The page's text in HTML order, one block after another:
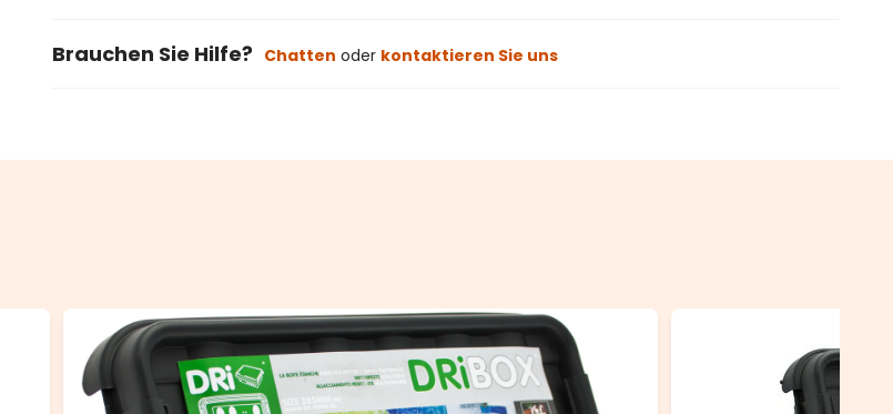
Brauchen Sie Hilfe? Chatten oder kontaktieren Sie uns